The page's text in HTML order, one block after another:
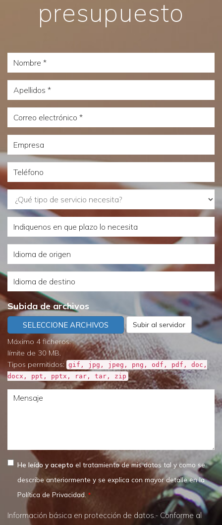
presupuesto
Nombre
Apellidos
Correo
electrónico
Empresa
Teléfono
¿Qué
tipo
de
necesita?
Indiquenos
en
que
lo
necesita
Idioma
de
origen
Idioma
de
destino
Subida de archivos
SELECCIONE ARCHIVOS
Subir al servidor
Máximo 4 ficheros.
límite de 30 MB.
Tipos permitidos: gif, jpg, jpeg, png, odf, pdf, doc,
docx, ppt, pptx, rar, tar, zip .
Mensaje
He leído y acepto el tratamiento de mis datos tal y como se
describe anteriormente y se explica con mayor detalle en la
Política de Privacidad.
Información básica en protección de datos.- Conforme al